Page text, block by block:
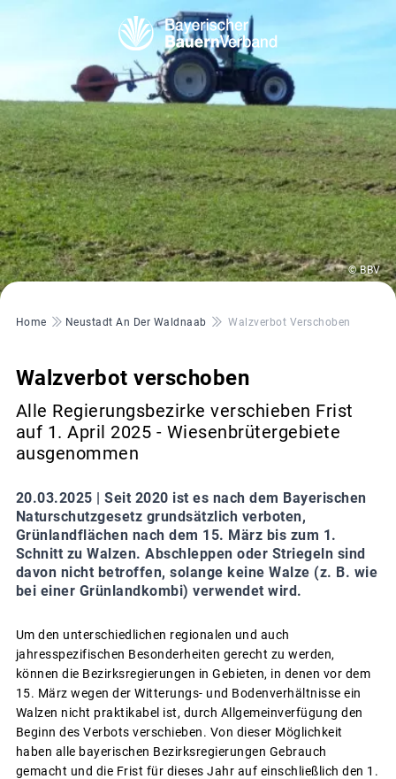
© BBV
Pfadnavigation
Home Neustadt An Der Waldnaab Walzverbot Verschoben
Walzverbot verschoben
Alle Regierungsbezirke verschieben Frist
auf 1. April 2025 - Wiesenbrütergebiete
ausgenommen
20.03.2025 | Seit 2020 ist es nach dem Bayerischen
Naturschutzgesetz grundsätzlich verboten,
Grünlandflächen nach dem 15. März bis zum 1.
Schnitt zu Walzen. Abschleppen oder Striegeln sind
davon nicht betroffen, solange keine Walze (z. B. wie
bei einer Grünlandkombi) verwendet wird.
Um den unterschiedlichen regionalen und auch
jahresspezifischen Besonderheiten gerecht zu werden,
können die Bezirksregierungen in Gebieten, in denen vor dem
15. März wegen der Witterungs- und Bodenverhältnisse ein
Walzen nicht praktikabel ist, durch Allgemeinverfügung den
Beginn des Verbots verschieben. Von dieser Möglichkeit
haben alle bayerischen Bezirksregierungen Gebrauch
gemacht und die Frist für dieses Jahr auf einschließlich den 1.